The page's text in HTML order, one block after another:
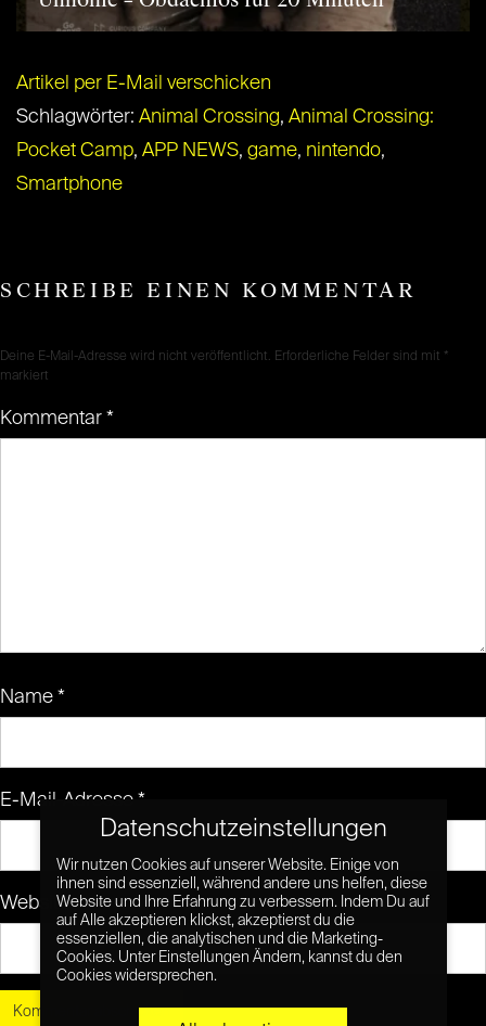
Artikel per E-Mail verschicken
Schlagwörter: Animal Crossing, Animal Crossing:
Pocket Camp, APP NEWS, game, nintendo,
Smartphone
SCHREIBE EINEN KOMMENTAR
Deine E-Mail-Adresse wird nicht veröffentlicht. Erforderliche Felder sind mit *
markiert
Kommentar *
Name *
E-Mail-Adresse *
Website
Datenschutzeinstellungen
Wir nutzen Cookies auf unserer Website. Einige von
ihnen sind essenziell, während andere uns helfen, diese
Website und Ihre Erfahrung zu verbessern. Indem Du auf
auf Alle akzeptieren klickst, akzeptierst du die
essenziellen, die analytischen und die Marketing-
Cookies. Unter Einstellungen Ändern, kannst du den
Cookies widersprechen.